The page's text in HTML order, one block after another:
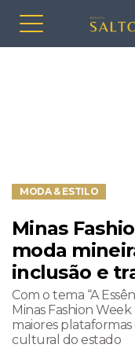
MODA & ESTILO
Minas
moda
inclusão e
Com o tema “A
Minas Fashion
maiores
cultural do estado